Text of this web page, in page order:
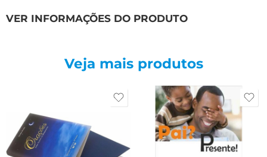
VER INFORMAÇÕES DO PRODUTO
Veja mais produtos